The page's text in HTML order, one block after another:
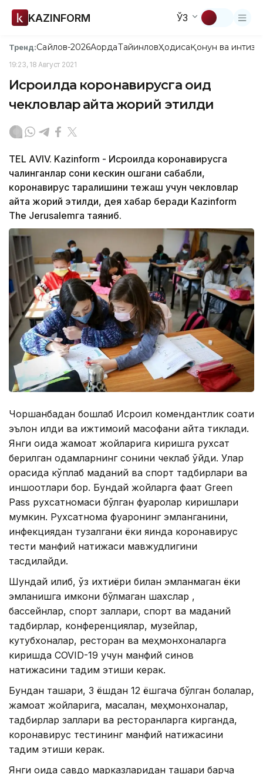
KAZINFORM ЎЗ
Тренд:Сайлов-2026АқордаТайинловҲодисаҚонун ва
19:23, 18 Август 2021
Исроилда коронавирусга оид
чекловлар қайта жорий этилди
TEL AVIV. Kazinform - Исроилда коронавирусга
чалинганлар сони кескин ошгани сабабли,
коронавирус тарқалишини тежаш учун чекловлар
қайта жорий этилди, дея хабар беради Kazinform
The Jerusalemга таяниб.
Чоршанбадан бошлаб Исроил комендантлик соати
эълон қилди ва ижтимоий масофани қайта тиклади.
Янги қоида жамоат жойларига киришга рухсат
берилган одамларнинг сонини чеклаб қўйди. Улар
орасида кўплаб маданий ва спорт тадбирлари ва
иншоотлари бор. Бундай жойларга фақат Green
Pass рухсатномаси бўлган фуқаролар киришлари
мумкин. Рухсатнома фуқаронинг эмланганини,
инфекциядан тузалгани ёки яқинда коронавирус
тести манфий натижаси мавжудлигини
тасдиқлайди.
Шундай қилиб, ўз ихтиёри билан эмланмаган ёки
эмланишга имкони бўлмаган шахслар ,
бассейнлар, спорт заллари, спорт ва маданий
тадбирлар, конференциялар, музейлар,
кутубхоналар, ресторан ва меҳмонхоналарга
киришда COVID-19 учун манфий синов
натижасини тақдим этиши керак.
Бундан ташқари, 3 ёшдан 12 ёшгача бўлган болалар,
жамоат жойларига, масалан, меҳмонхоналар,
тадбирлар заллари ва ресторанларга кирганда,
коронавирус тестининг манфий натижасини
тақдим этиши керак.
Янги қоида савдо марказларидан ташқари барча